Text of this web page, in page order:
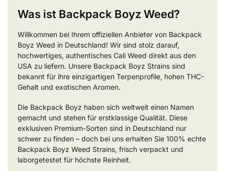
Was ist Backpack Boyz Weed?
Willkommen bei Ihrem offiziellen Anbieter von Backpack
Boyz Weed in Deutschland! Wir sind stolz darauf,
hochwertiges, authentisches Cali Weed direkt aus den
USA zu liefern. Unsere Backpack Boyz Strains sind
bekannt für ihre einzigartigen Terpenprofile, hohen THC-
Gehalt und exotischen Aromen.
Die Backpack Boyz haben sich weltweit einen Namen
gemacht und stehen für erstklassige Qualität. Diese
exklusiven Premium-Sorten sind in Deutschland nur
schwer zu finden – doch bei uns erhalten Sie 100% echte
Backpack Boyz Weed Strains, frisch verpackt und
laborgetestet für höchste Reinheit.